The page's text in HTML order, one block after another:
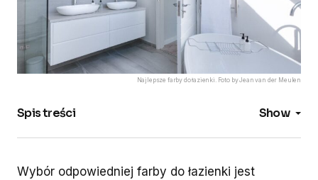
Najlepsze farby do łazienki. Foto by Jean van der Meulen
Spis treści Show
Wybór odpowiedniej farby do łazienki jest